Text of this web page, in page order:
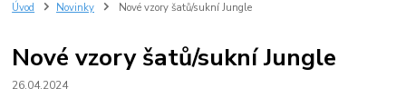
Úvod Novinky Nové vzory šatů/sukní Jungle
Nové vzory šatů/sukní Jungle
26.04.2024